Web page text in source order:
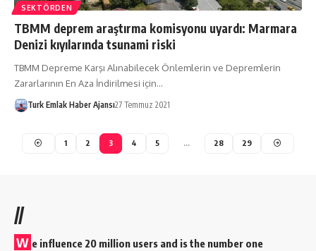
SEKTÖRDEN
TBMM deprem araştırma komisyonu uyardı: Marmara
Denizi kıyılarında tsunami riski
TBMM Depreme Karşı Alınabilecek Önlemlerin ve Depremlerin
Zararlarının En Aza İndirilmesi için…
Turk Emlak Haber Ajansı27 Temmuz 2021
1 2 3 4 5 … 28 29
//
W e influence 20 million users and is the number one